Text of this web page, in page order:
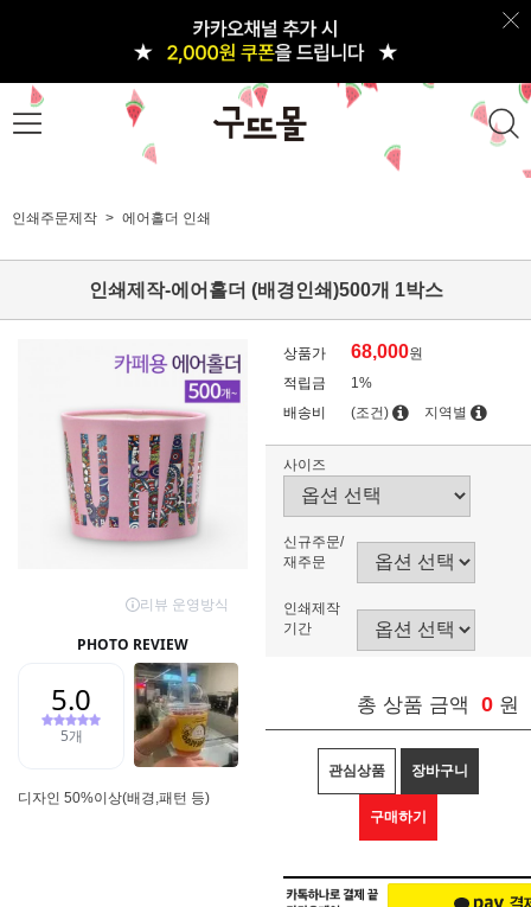
인쇄주문제작 에어홀더 인쇄
인쇄제작-에어홀더 (배경인쇄)500개 1박스
디자인 50%이상(배경,패턴 등)
상품가 68,000원
적립금
1%
배송비
(조건) 지역별
사이즈
신규주문/
재주문
인쇄제작
기간
총 상품 금액 0 원
관심상품 장바구니
구매하기